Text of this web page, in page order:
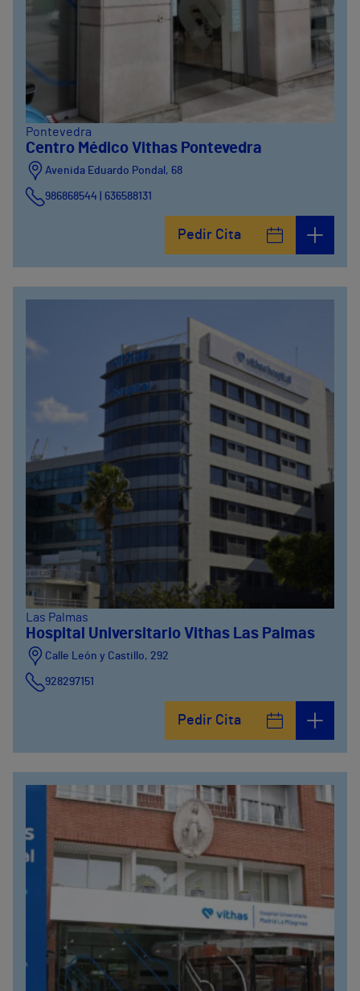
Pontevedra
Centro Médico Vithas Pontevedra
Avenida Eduardo Pondal, 68
986868544 | 636588131
Pedir Cita
Las Palmas
Hospital Universitario Vithas Las Palmas
Calle León y Castillo, 292
928297151
Pedir Cita